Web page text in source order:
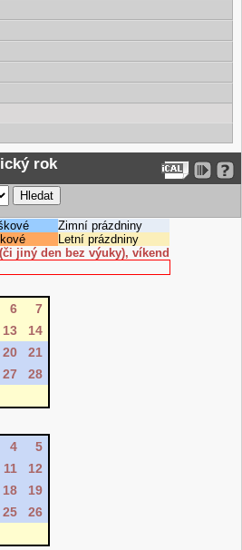
rok
Zimní prázdniny
Letní prázdniny
jiný den bez výuky), víkend
6
7
13
14
20
21
27
28
4
5
11
12
18
19
25
26